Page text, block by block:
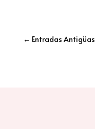
← Entradas Antigüas